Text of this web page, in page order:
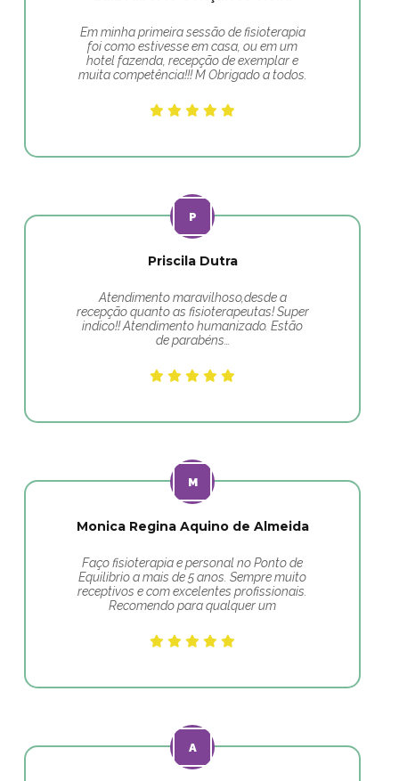
Em minha primeira sessão de fisioterapia
foi como estivesse em casa, ou em um
hotel fazenda, recepção de exemplar e
muita competência!!! M Obrigado a todos.
Priscila Dutra
Atendimento maravilhoso,desde a
recepção quanto as fisioterapeutas! Super
indico!! Atendimento humanizado. Estão
de parabéns…
Monica Regina Aquino de Almeida
Faço fisioterapia e personal no Ponto de
Equilibrio a mais de 5 anos. Sempre muito
receptivos e com excelentes profissionais.
Recomendo para qualquer um